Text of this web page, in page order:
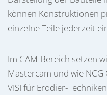
können Konstruktionen
einzelne Teile jederzeit
Im CAM-Bereich setzen
Mastercam und wie
VISI für Erodier-